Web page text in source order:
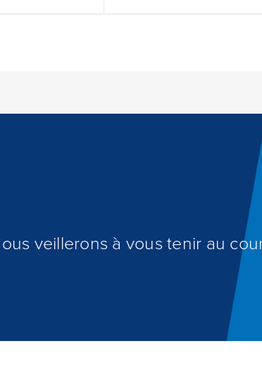
veillerons à vous tenir au